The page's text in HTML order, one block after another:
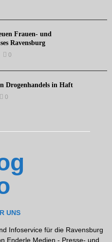
Frauen- und
Ravensburg
0
Drogenhandels in Haft
0
UNS
Infoservice für die Ravensburg
Enderle Medien - Presse- und